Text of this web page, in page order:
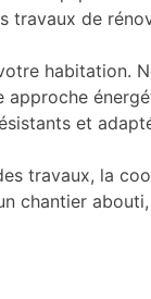
de
habitation.
et
travaux, la
chantier